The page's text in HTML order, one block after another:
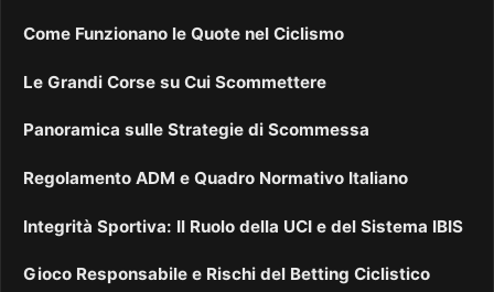
Come Funzionano le Quote nel Ciclismo
Le Grandi Corse su Cui Scommettere
Panoramica sulle Strategie di Scommessa
Regolamento ADM e Quadro Normativo Italiano
Integrità Sportiva: Il Ruolo della UCI e del Sistema IBIS
Gioco Responsabile e Rischi del Betting Ciclistico